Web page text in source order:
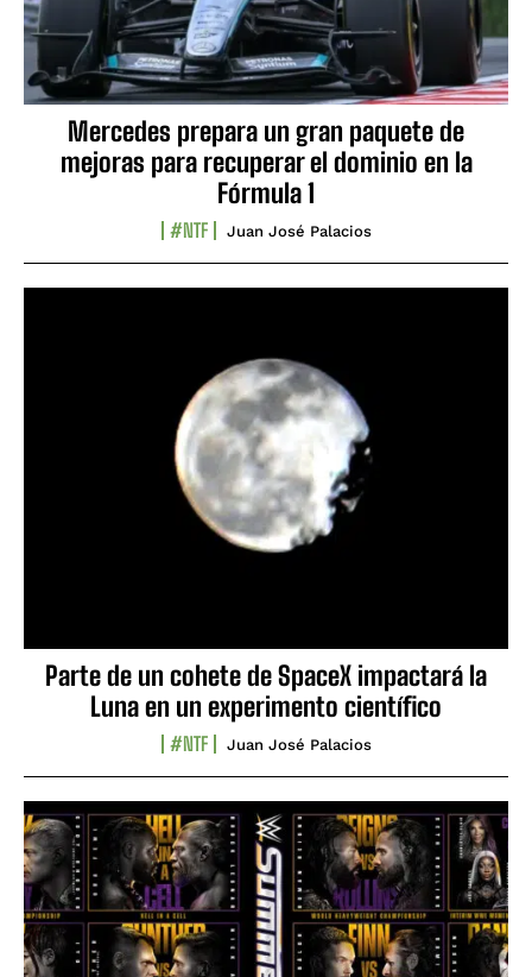
Mercedes prepara un gran paquete de
mejoras para recuperar el dominio en la
Fórmula 1
#NTF Juan José Palacios
Parte de un cohete de SpaceX impactará la
Luna en un experimento científico
#NTF Juan José Palacios